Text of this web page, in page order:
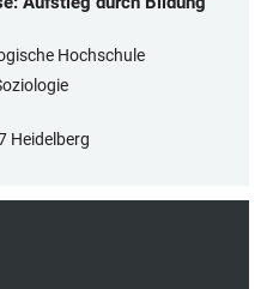
Hochschule
Heidelberg